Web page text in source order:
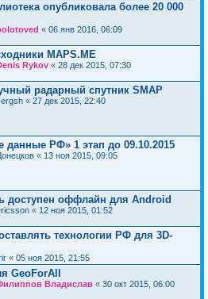
опубликовала более 20 000
« 06 янв 2016, 06:09
MAPS.ME
Rykov « 28 дек 2015, 07:30
радарный спутник SMAP
« 27 дек 2015, 22:40
данные РФ» 1 этап до 09.10.2015
« 13 ноя 2015, 09:05
доступен оффлайн для Android
« 12 ноя 2015, 01:52
технологии РФ для 3D-
« 05 ноя 2015, 21:55
GeoForAll
Владислав « 30 окт 2015, 06:00